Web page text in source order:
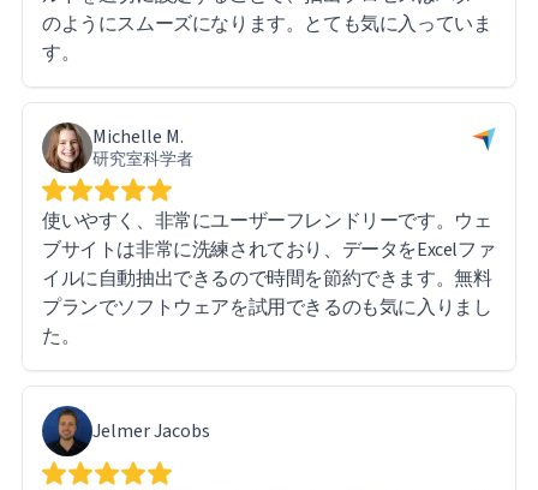
のようにスムーズになります。とても気に入っていま
す。
Michelle M.
研究室科学者
使いやすく、非常にユーザーフレンドリーです。ウェ
ブサイトは非常に洗練されており、データをExcelファ
イルに自動抽出できるので時間を節約できます。無料
プランでソフトウェアを試用できるのも気に入りまし
た。
Jelmer Jacobs